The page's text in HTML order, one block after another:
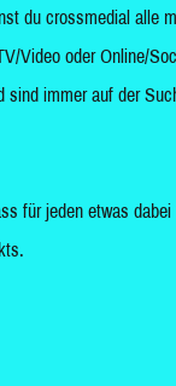
du crossmedial alle
Video oder Online/
sind immer auf der
für jeden etwas